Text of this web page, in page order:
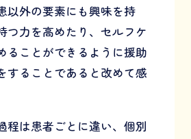
以外の要素にも興味を持
つ力を高めたり、セルフケ
ることができるように援助
することであると改めて感
程は患者ごとに違い、個別